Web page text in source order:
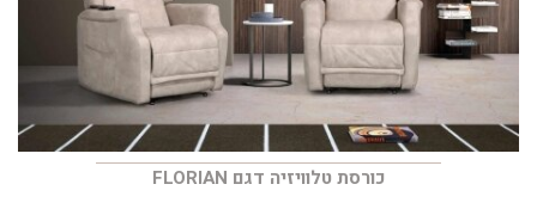
כורסת טלוויזיה דגם FLORIAN